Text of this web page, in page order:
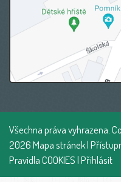
Všechna práva vyhrazena.
2026Mapa stránek|
Pravidla COOKIES|Přihlásit